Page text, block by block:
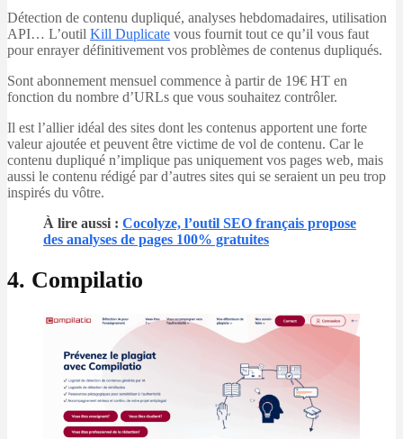
Détection de contenu dupliqué, analyses hebdomadaires, utilisation
API… L’outil Kill Duplicate vous fournit tout ce qu’il vous faut
pour enrayer définitivement vos problèmes de contenus dupliqués.
Sont abonnement mensuel commence à partir de 19€ HT en
fonction du nombre d’URLs que vous souhaitez contrôler.
Il est l’allier idéal des sites dont les contenus apportent une forte
valeur ajoutée et peuvent être victime de vol de contenu. Car le
contenu dupliqué n’implique pas uniquement vos pages web, mais
aussi le contenu rédigé par d’autres sites qui se seraient un peu trop
inspirés du vôtre.
À lire aussi : Cocolyze, l’outil SEO français propose
des analyses de pages 100% gratuites
4. Compilatio